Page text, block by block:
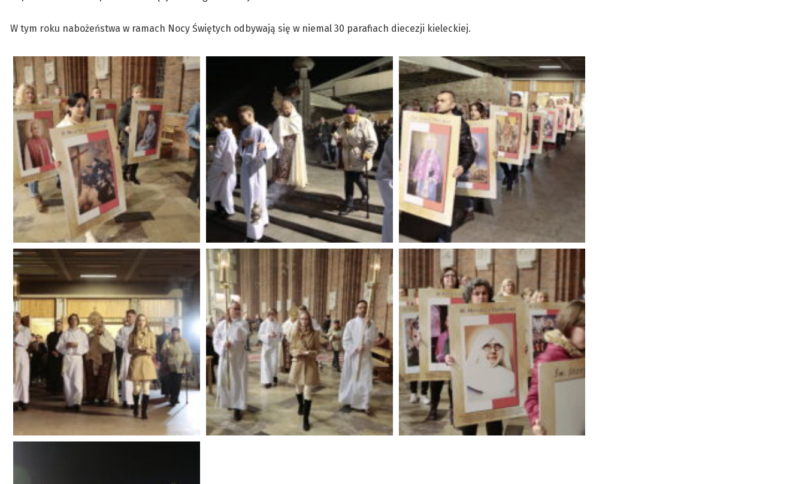
W tym roku nabożeństwa w ramach Nocy Świętych odbywają się w niemal 30 parafiach diecezji kieleckiej.